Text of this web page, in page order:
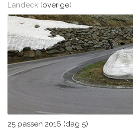
Landeck (overige)
25 passen 2016 (dag 5)